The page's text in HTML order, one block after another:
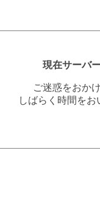
現在サーバ
ご迷惑をおか
しばらく時間を